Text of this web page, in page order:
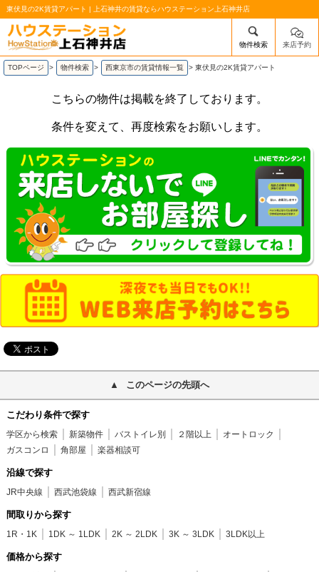
東伏見の2K賃貸アパート | 上石神井の賃貸ならハウステーション上石神井店
/mobile_img/head-logo.png
物件検索 来店予約
TOPページ > 物件検索 > 西東京市の賃貸情報一覧 > 東伏見の2K賃貸アパート
こちらの物件は掲載を終了しております。
条件を変えて、再度検索をお願いします。
このページの先頭へ
こだわり条件で探す
学区から検索 新築物件 バストイレ別 ２階以上
オートロック
ガスコンロ
角部屋 楽器相談可
沿線で探す
JR中央線 西武池袋線 西武新宿線
間取りから探す
1R・1K 1DK ～ 1LDK 2K ～ 2LDK 3K ～ 3LDK 3LDK以上
価格から探す